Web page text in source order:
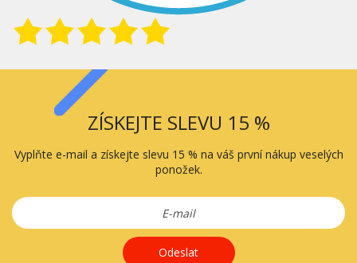
ZÍSKEJTE SLEVU 15 %
Vyplňte e-mail a získejte slevu 15 % na váš první nákup veselých
ponožek.
Odeslat